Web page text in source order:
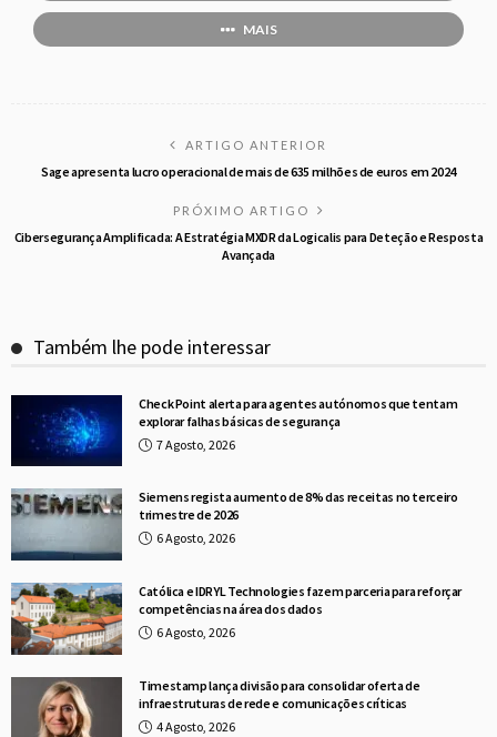
MAIS
ARTIGO ANTERIOR
Sage apresenta lucro operacional de mais de 635 milhões de euros em 2024
PRÓXIMO ARTIGO
Cibersegurança Amplificada: A Estratégia MXDR da Logicalis para Deteção e Resposta
Avançada
Também lhe pode interessar
Check Point alerta para agentes autónomos que tentam
explorar falhas básicas de segurança
7 Agosto, 2026
Siemens regista aumento de 8% das receitas no terceiro
trimestre de 2026
6 Agosto, 2026
Católica e IDRYL Technologies fazem parceria para reforçar
competências na área dos dados
6 Agosto, 2026
Timestamp lança divisão para consolidar oferta de
infraestruturas de rede e comunicações críticas
4 Agosto, 2026